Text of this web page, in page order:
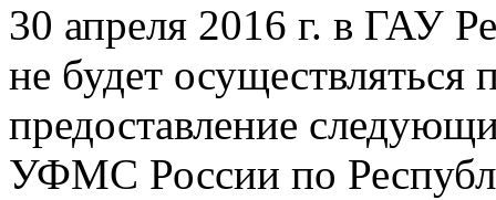
30 апреля 2016 г. в ГАУ
не будет осуществляться
предоставление
УФМС России по